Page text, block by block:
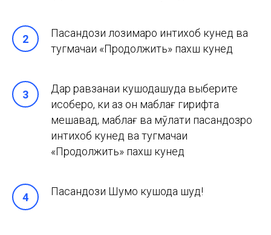
Пасандози лозимаро интихоб кунед ва
тугмачаи «Продолжить» пахш кунед
Дар равзанаи кушодашуда выберите
ҳисоберо, ки аз он маблағ гирифта
мешавад, маблағ ва мӯҳлати пасандозро
интихоб кунед ва тугмачаи
«Продолжить» пахш кунед
Пасандози Шумо кушода шуд!